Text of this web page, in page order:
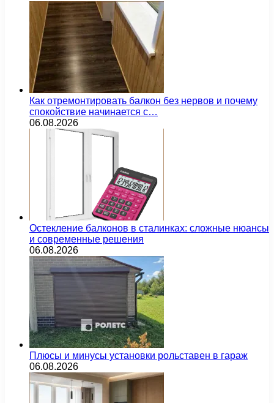
Как отремонтировать балкон без нервов и почему
спокойствие начинается с…
06.08.2026
Остекление балконов в сталинках: сложные нюансы
и современные решения
06.08.2026
Плюсы и минусы установки рольставен в гараж
06.08.2026